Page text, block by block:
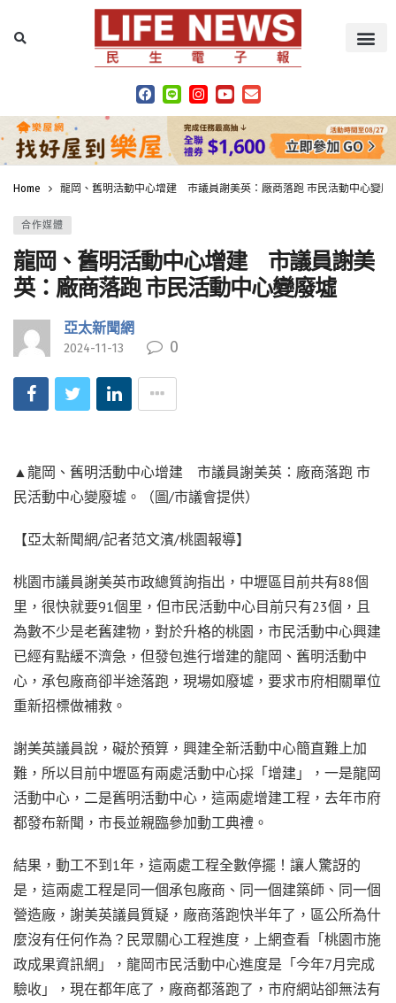
Home 龍岡、舊明活動中心增建 市議員謝美英：廠商落跑 市民活動中心變廢
合作媒體
龍岡、舊明活動中心增建 市議員謝美
英：廠商落跑 市民活動中心變廢墟
亞太新聞網
2024-11-13 0
▲龍岡、舊明活動中心增建 市議員謝美英：廠商落跑 市
民活動中心變廢墟。（圖/市議會提供）
【亞太新聞網/記者范文濱/桃園報導】
桃園市議員謝美英市政總質詢指出，中壢區目前共有88個
里，很快就要91個里，但市民活動中心目前只有23個，且
為數不少是老舊建物，對於升格的桃園，市民活動中心興建
已經有點緩不濟急，但發包進行增建的龍岡、舊明活動中
心，承包廠商卻半途落跑，現場如廢墟，要求市府相關單位
重新招標做補救。
謝美英議員說，礙於預算，興建全新活動中心簡直難上加
難，所以目前中壢區有兩處活動中心採「增建」，一是龍岡
活動中心，二是舊明活動中心，這兩處增建工程，去年市府
都發布新聞，市長並親臨參加動工典禮。
結果，動工不到1年，這兩處工程全數停擺！讓人驚訝的
是，這兩處工程是同一個承包廠商、同一個建築師、同一個
營造廠，謝美英議員質疑，廠商落跑快半年了，區公所為什
麼沒有任何作為？民眾關心工程進度，上網查看「桃園市施
政成果資訊網」，龍岡市民活動中心進度是「今年7月完成
驗收」，現在都年底了，廠商都落跑了，市府網站卻無法有